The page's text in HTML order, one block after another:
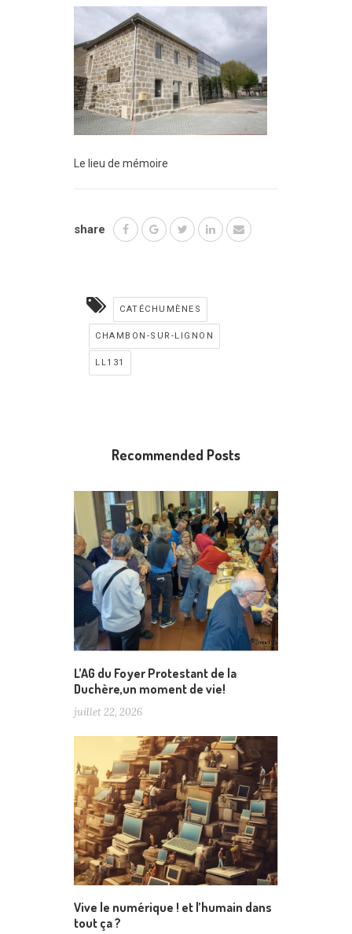
Le lieu de mémoire
share
CATÉCHUMÈNES
CHAMBON-SUR-LIGNON
LL131
Recommended Posts
L’AG du Foyer Protestant de la
Duchère,un moment de vie!
juillet 22, 2026
Vive le numérique ! et l’humain dans
tout ça ?